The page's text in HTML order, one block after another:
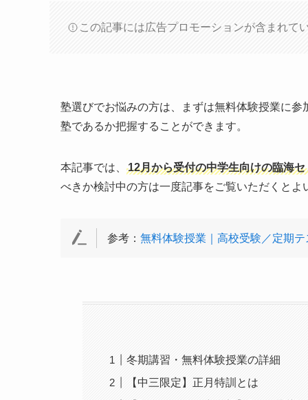
この記事には広告プロモーションが含まれて
塾選びでお悩みの方は、まずは無料体験授業に
塾であるか把握することができます。
本記事では、
12月から受付の中学生向けの臨海
べきか検討中の方は一度記事をご覧いただくとよ
参考： 無料体験授業｜高校受験／定期
冬期講習・無料体験授業の詳細
【中三限定】正月特訓とは